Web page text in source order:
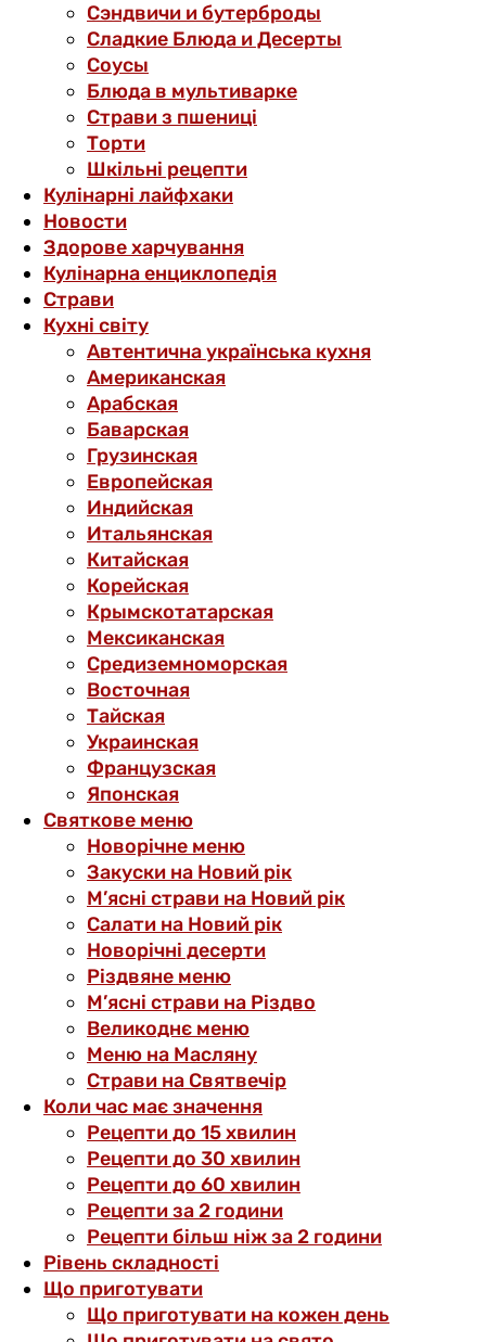
Сэндвичи и бутерброды
Сладкие Блюда и Десерты
Соусы
Блюда в мультиварке
Страви з пшениці
Торти
Шкільні рецепти
Кулінарні лайфхаки
Новости
Здорове харчування
Кулінарна енциклопедія
Страви
Кухні світу
Автентична українська кухня
Американская
Арабская
Баварская
Грузинская
Европейская
Индийская
Итальянская
Китайская
Корейская
Крымскотатарская
Мексиканская
Средиземноморская
Восточная
Тайская
Украинская
Французская
Японская
Святкове меню
Новорічне меню
Закуски на Новий рік
М’ясні страви на Новий рік
Салати на Новий рік
Новорічні десерти
Різдвяне меню
М’ясні страви на Різдво
Великоднє меню
Меню на Масляну
Страви на Святвечір
Коли час має значення
Рецепти до 15 хвилин
Рецепти до 30 хвилин
Рецепти до 60 хвилин
Рецепти за 2 години
Рецепти більш ніж за 2 години
Рівень складності
Що приготувати
Що приготувати на кожен день